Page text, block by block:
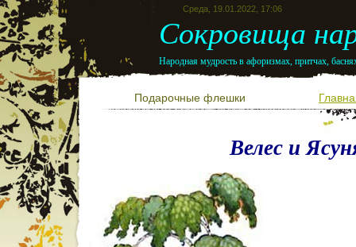
Среда, 19.01.2022, 17:06
Сокровища
Народная мудрость в афоризмах, притчах,
Подарочные флешки
Велес и